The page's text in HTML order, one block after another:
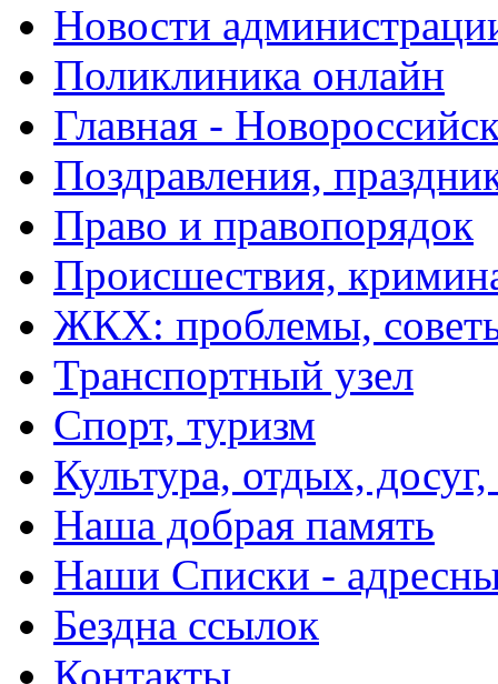
Новости
Поликлиника онлайн
Главная -
Поздравления,
Право и правопорядок
Происшествия,
ЖКХ: проблемы,
Транспортный узел
Спорт, туризм
Культура, отдых,
Наша добрая память
Наши Списки -
Бездна ссылок